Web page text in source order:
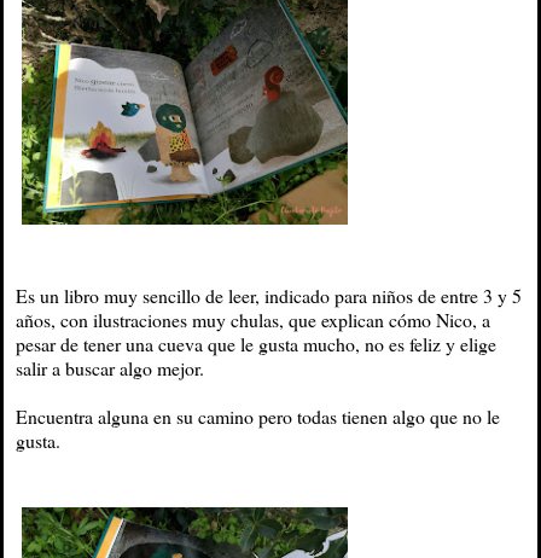
Es un libro muy sencillo de leer, indicado para niños de entre 3 y 5
años, con ilustraciones muy chulas, que explican cómo Nico, a
pesar de tener una cueva que le gusta mucho, no es feliz y elige
salir a buscar algo mejor.
Encuentra alguna en su camino pero todas tienen algo que no le
gusta.